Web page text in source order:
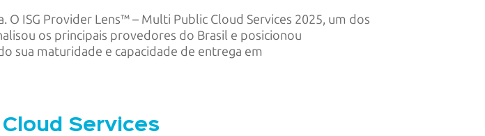
ISG Provider Lens™ – Multi Public Cloud Services 2025, um dos
os principais provedores do Brasil e posicionou
sua maturidade e capacidade de entrega em
Services